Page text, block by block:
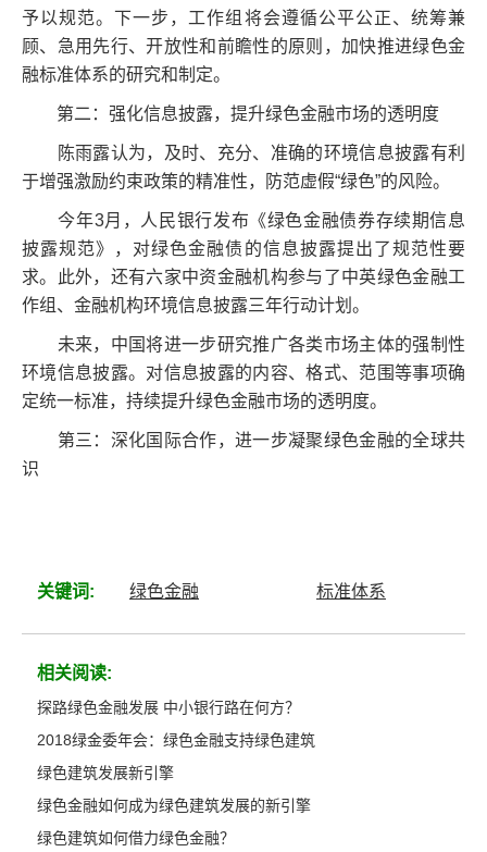
予以规范。下一步，工作组将会遵循公平公正、统筹兼
顾、急用先行、开放性和前瞻性的原则，加快推进绿色金
融标准体系的研究和制定。
第二：强化信息披露，提升绿色金融市场的透明度
陈雨露认为，及时、充分、准确的环境信息披露有利
于增强激励约束政策的精准性，防范虚假“绿色”的风险。
今年3月，人民银行发布《绿色金融债券存续期信息
披露规范》，对绿色金融债的信息披露提出了规范性要
求。此外，还有六家中资金融机构参与了中英绿色金融工
作组、金融机构环境信息披露三年行动计划。
未来，中国将进一步研究推广各类市场主体的强制性
环境信息披露。对信息披露的内容、格式、范围等事项确
定统一标准，持续提升绿色金融市场的透明度。
第三：深化国际合作，进一步凝聚绿色金融的全球共
识
关键词: 绿色金融 标准体系
相关阅读:
探路绿色金融发展 中小银行路在何方？
2018绿金委年会：绿色金融支持绿色建筑
绿色建筑发展新引擎
绿色金融如何成为绿色建筑发展的新引擎
绿色建筑如何借力绿色金融？